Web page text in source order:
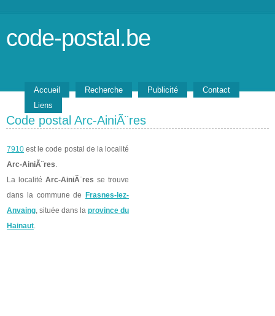
code-postal.be
Accueil Recherche Publicité
Contact
Liens
Code postal Arc-AiniÃ¨res
7910 est le code postal de la localité
Arc-AiniÃ¨res.
La localité Arc-AiniÃ¨res se trouve
dans la commune de
Frasnes-lez-
Anvaing, située dans la province du
Hainaut.